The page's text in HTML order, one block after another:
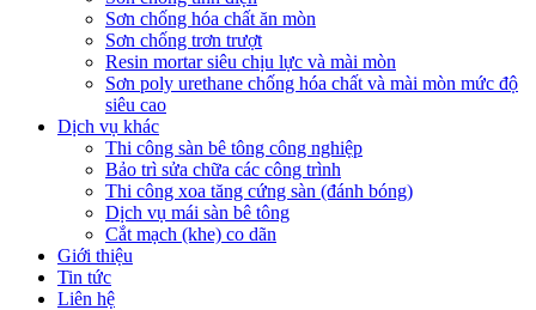
Sơn chống hóa chất ăn mòn
Sơn chống trơn trượt
Resin mortar siêu chịu lực và mài mòn
Sơn poly urethane chống hóa chất và mài mòn mức độ
siêu cao
Dịch vụ khác
Thi công sàn bê tông công nghiệp
Bảo trì sửa chữa các công trình
Thi công xoa tăng cứng sàn (đánh bóng)
Dịch vụ mái sàn bê tông
Cắt mạch (khe) co dãn
Giới thiệu
Tin tức
Liên hệ